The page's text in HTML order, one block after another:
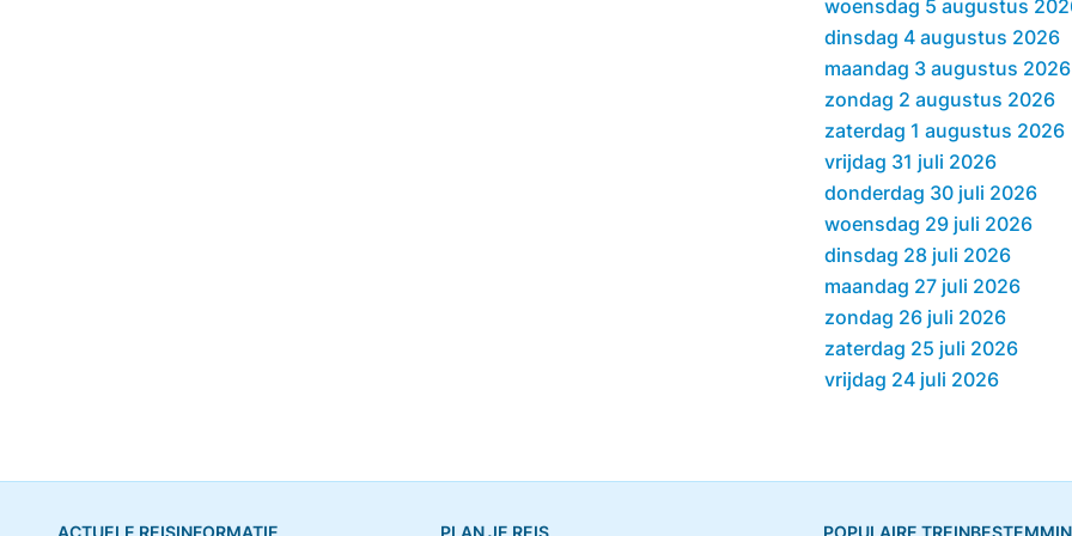
woensdag 5 augustus
dinsdag 4 augustus 2026
maandag 3 augustus 2026
zondag 2 augustus 2026
zaterdag 1 augustus 2026
vrijdag 31 juli 2026
donderdag 30 juli 2026
woensdag 29 juli 2026
dinsdag 28 juli 2026
maandag 27 juli 2026
zondag 26 juli 2026
zaterdag 25 juli 2026
vrijdag 24 juli 2026
ACTUELE REISINFORMATIE PLAN JE REIS POPULAIRE